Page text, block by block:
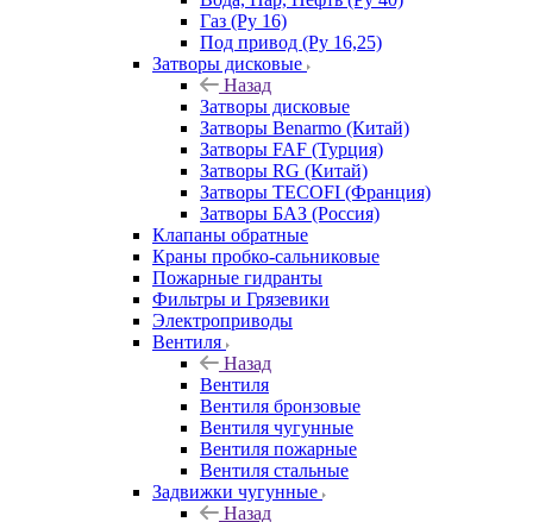
Газ (Ру 16)
Под привод (Ру 16,25)
Затворы дисковые
Назад
Затворы дисковые
Затворы Benarmo (Китай)
Затворы FAF (Турция)
Затворы RG (Китай)
Затворы TECOFI (Франция)
Затворы БАЗ (Россия)
Клапаны обратные
Краны пробко-сальниковые
Пожарные гидранты
Фильтры и Грязевики
Электроприводы
Вентиля
Назад
Вентиля
Вентиля бронзовые
Вентиля чугунные
Вентиля пожарные
Вентиля стальные
Задвижки чугунные
Назад